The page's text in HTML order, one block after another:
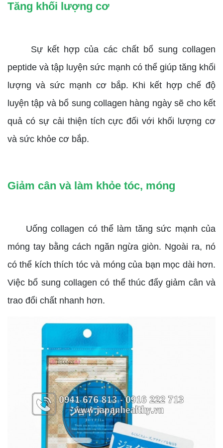
Tăng khối lượng cơ
Sự kết hợp của các chất bổ sung collagen
peptide và tập luyện sức mạnh có thể giúp tăng khối
lượng và sức mạnh cơ bắp. Khi kết hợp chế độ
luyện tập và bổ sung collagen hàng ngày sẽ cho kết
quả có sự cải thiện tích cực đối với khối lượng cơ
và sức khỏe cơ bắp.
Giảm cân và làm khỏe tóc, móng
Uống collagen có thể làm tăng sức mạnh của
móng tay bằng cách ngăn ngừa giòn. Ngoài ra, nó
có thể kích thích tóc và móng của bạn mọc dài hơn.
Việc bổ sung collagen có thể thúc đẩy giảm cân và
trao đổi chất nhanh hơn.